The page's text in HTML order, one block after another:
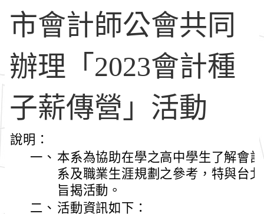
市會計師公會共同
辦理「2023會計種
子薪傳營」活動
說明：
一、 本系為協助在學之高中學生了解會
系及職業生涯規劃之參考，特與台
旨揭活動。
二、 活動資訊如下：